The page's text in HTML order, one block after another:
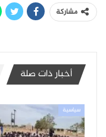
مشاركة
أخبار ذات صلة
سياسية